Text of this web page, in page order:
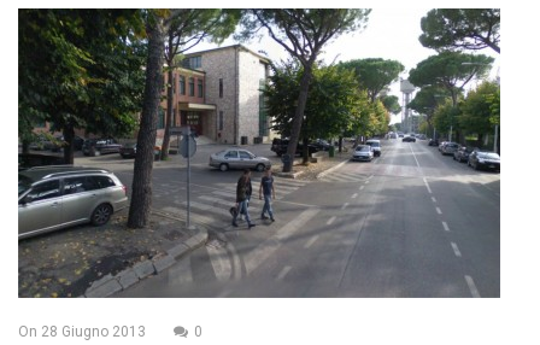
On 28 Giugno 2013 0